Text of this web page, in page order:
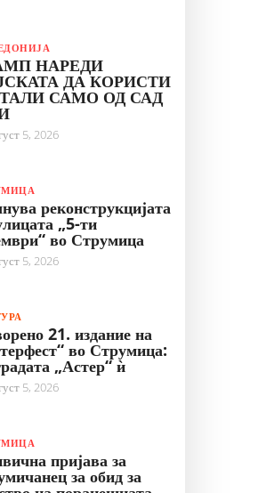
НАРЕДИ
ДА КОРИСТИ
САМО ОД САД
5, 2026
реконструкцијата
„5-ти
во Струмица
5, 2026
21. издание на
во Струмица:
„Астер“ ѝ
5, 2026
пријава за
за обид за